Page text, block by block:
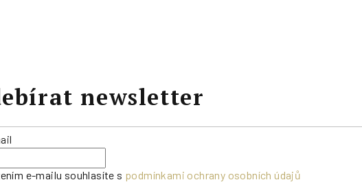
newsletter
e-mailu souhlasíte s podmínkami ochrany osobních údajů